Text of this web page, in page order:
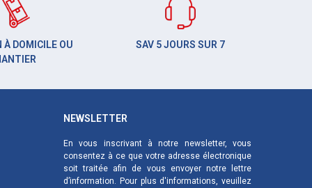
À DOMICILE OU
SAV 5 JOURS SUR 7
NEWSLETTER
En vous inscrivant à notre newsletter, vous
consentez à ce que votre adresse électronique
soit traitée afin de vous envoyer notre lettre
d’information. Pour plus d'informations, veuillez